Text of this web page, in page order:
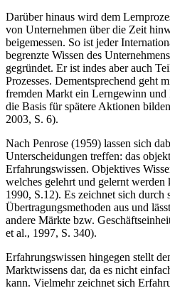
Darüber hinaus wird dem
von Unternehmen über die Zeit
beigemessen. So ist jeder
begrenzte Wissen des
gegründet. Er ist indes aber auch
Prozesses. Dementsprechend geht
fremden Markt ein Lerngewinn und
die Basis für spätere Aktionen
2003, S. 6).
Nach Penrose (1959) lassen sich
Unterscheidungen treffen: das
Erfahrungswissen. Objektives
welches gelehrt und gelernt werden
1990, S.12). Es zeichnet sich durch
Übertragungsmethoden aus und
andere Märkte bzw.
et al., 1997, S. 340).
Erfahrungswissen hingegen stellt
Marktwissens dar, da es nicht
kann. Vielmehr zeichnet sich